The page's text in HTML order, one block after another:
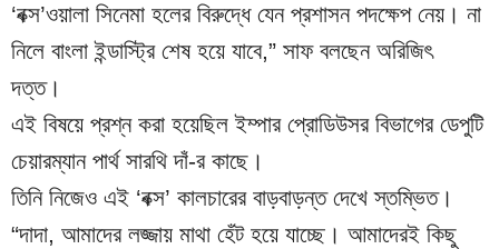
‘বক্স’ওয়ালা সিনেমা হলের বিরুদ্ধে যেন প্রশাসন পদক্ষেপ নেয়। না
নিলে বাংলা ইন্ডাস্ট্রি শেষ হয়ে যাবে,” সাফ বলছেন অরিজিৎ
দত্ত।
এই বিষয়ে প্রশ্ন করা হয়েছিল ইম্পার প্রোডিউসর বিভাগের ডেপুটি
চেয়ারম্যান পার্থ সারথি দাঁ-র কাছে।
তিনি নিজেও এই ‘বক্স’ কালচারের বাড়বাড়ন্ত দেখে স্তম্ভিত।
“দাদা, আমাদের লজ্জায় মাথা হেঁট হয়ে যাচ্ছে। আমাদেরই কিছু